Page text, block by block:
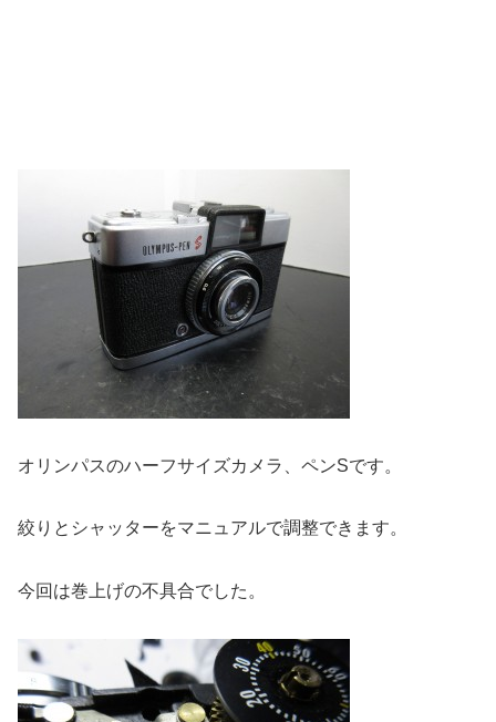
オリンパスのハーフサイズカメラ、ペンSです。
絞りとシャッターをマニュアルで調整できます。
今回は巻上げの不具合でした。